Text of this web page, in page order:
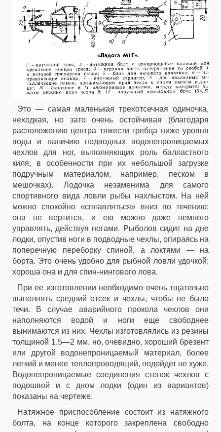
Это — самая маленькая трехотсечная одиночка,
неходкая, но зато очень остойчивая (благодаря
расположению центра тяжести гребца ниже уровня
воды и наличию подводных водонепроницаемых
чехлов для ног, выполняющих роль балластного
киля, в особенности при их небольшой загрузке
подручным материалом, например, песком в
мешочках). Лодочка незаменима для самого
спортивного вида ловли рыбы нахлыстом. На ней
можно спокойно «сплавляться» вниз по течению;
она не вертится, и ею можно даже немного
управлять, действуя ногами. Рыболов сидит на дне
лодки, опустив ноги в подводные чехлы, опираясь на
поперечную переборку спиной, а локтями — на
борта. Это очень удобно для рыбной ловли удочкой;
хороша она и для спин-нингового лова.
При ее изготовлении необходимо очень тщательно
выполнять средний отсек и чехлы, чтобы не было
течи. В случае аварийного прокола чехлов они
наполняются водой и ноги еще свободнее
вынимаются из них. Чехлы изготовлялись из резины
толщиной 1,5—2 мм, но, очевидно, хороший брезент
или другой водонепроницаемый материал, более
легкий и менее теплопроводящий, подойдет не хуже.
Водонепроницаемые соединения стенок чехлов с
подошвой и с дном лодки (один из вариантов)
показаны на чертеже.
Натяжное приспособление состоит из натяжного
болта, на конце которого закреплена свободно